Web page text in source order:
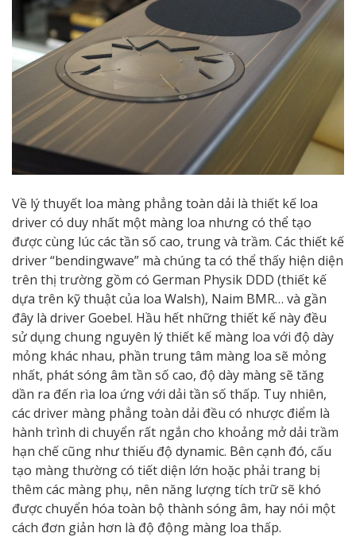
Về lý thuyết loa màng phẳng toàn dải là thiết kế loa
driver có duy nhất một màng loa nhưng có thể tạo
được cùng lúc các tần số cao, trung và trầm. Các thiết kế
driver “bendingwave” mà chúng ta có thể thấy hiện diện
trên thị trường gồm có German Physik DDD (thiết kế
dựa trên kỹ thuật của loa Walsh), Naim BMR… và gần
đây là driver Goebel. Hầu hết những thiết kế này đều
sử dụng chung nguyên lý thiết kế màng loa với độ dày
mỏng khác nhau, phần trung tâm màng loa sẽ mỏng
nhất, phát sóng âm tần số cao, độ dày màng sẽ tăng
dần ra đến rìa loa ứng với dải tần số thấp. Tuy nhiên,
các driver màng phẳng toàn dải đều có nhược điểm là
hành trình di chuyển rất ngắn cho khoảng mở dải trầm
hạn chế cũng như thiếu độ dynamic. Bên cạnh đó, cấu
tạo màng thường có tiết diện lớn hoặc phải trang bị
thêm các màng phụ, nên năng lượng tích trữ sẽ khó
được chuyển hóa toàn bộ thành sóng âm, hay nói một
cách đơn giản hơn là độ động màng loa thấp.